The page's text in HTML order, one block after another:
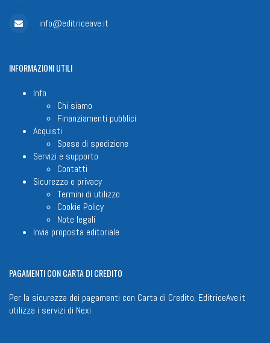
info@editriceave.it
INFORMAZIONIUTILI
Info
Chi siamo
Finanziamenti pubblici
Acquisti
Spese di spedizione
Servizi e supporto
Contatti
Sicurezza e privacy
Termini di utilizzo
Cookie Policy
Note legali
Invia proposta editoriale
PAGAMENTICON CARTA DI CREDITO
Per la sicurezza dei pagamenti con Carta di Credito, EditriceAve.it
utilizza i servizi di Nexi